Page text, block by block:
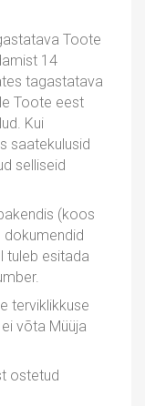
Toote
14
tagastatava
Toote eest
Kui
saatekulusid
selliseid
(koos
dokumendid
tuleb esitada
terviklikkuse
võta Müüja
ostetud